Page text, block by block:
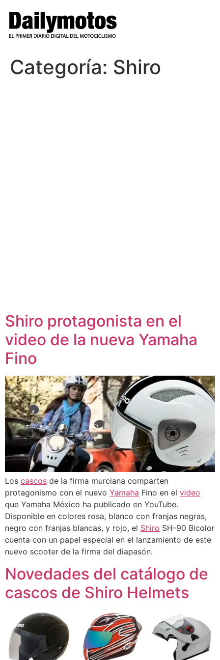
contenido
Categoría: Shiro
Shiro protagonista en el
video de la nueva Yamaha
Fino
Los cascos de la firma murciana comparten
protagonismo con el nuevo Yamaha Fino en el video
que Yamaha México ha publicado en YouTube.
Disponible en colores rosa, blanco con franjas negras,
negro con franjas blancas, y rojo, el Shiro SH-90 Bicolor
cuenta con un papel especial en el lanzamiento de este
nuevo scooter de la firma del diapasón.
Novedades del catálogo de
cascos de Shiro Helmets